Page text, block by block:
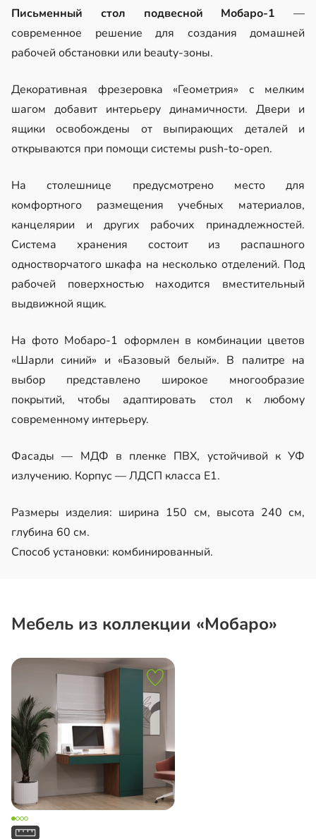
Письменный стол подвесной Мобаро-1 —
современное решение для создания домашней
рабочей обстановки или beauty-зоны.
Декоративная фрезеровка «Геометрия» с мелким
шагом добавит интерьеру динамичности. Двери и
ящики освобождены от выпирающих деталей и
открываются при помощи системы push-to-open.
На столешнице предусмотрено место для
комфортного размещения учебных материалов,
канцелярии и других рабочих принадлежностей.
Система хранения состоит из распашного
одностворчатого шкафа на несколько отделений. Под
рабочей поверхностью находится вместительный
выдвижной ящик.
На фото Мобаро-1 оформлен в комбинации цветов
«Шарли синий» и «Базовый белый». В палитре на
выбор представлено широкое многообразие
покрытий, чтобы адаптировать стол к любому
современному интерьеру.
Фасады — МДФ в пленке ПВХ, устойчивой к УФ
излучению. Корпус — ЛДСП класса Е1.
Размеры изделия: ширина 150 см, высота 240 см,
глубина 60 см.
Способ установки: комбинированный.
Мебель из коллекции «Мобаро»